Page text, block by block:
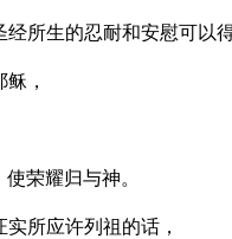
所生的忍耐和安慰可以得
，
荣耀归与神。
所应许列祖的话，